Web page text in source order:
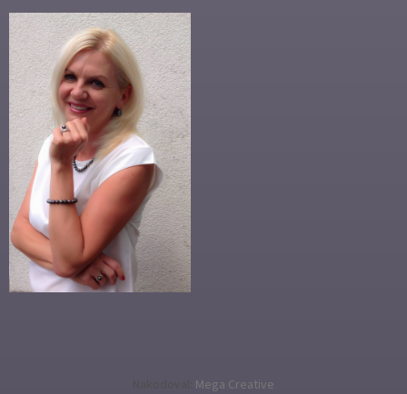
Nakodoval: Mega Creative